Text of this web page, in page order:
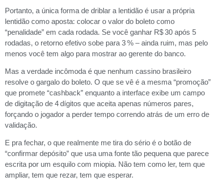
Portanto, a única forma de driblar a lentidão é usar a própria
lentidão como aposta: colocar o valor do boleto como
“penalidade” em cada rodada. Se você ganhar R$ 30 após 5
rodadas, o retorno efetivo sobe para 3 % – ainda ruim, mas pelo
menos você tem algo para mostrar ao gerente do banco.
Mas a verdade incômoda é que nenhum cassino brasileiro
resolve o gargalo do boleto. O que se vê é a mesma “promoção”
que promete “cashback” enquanto a interface exibe um campo
de digitação de 4 dígitos que aceita apenas números pares,
forçando o jogador a perder tempo correndo atrás de um erro de
validação.
E pra fechar, o que realmente me tira do sério é o botão de
“confirmar depósito” que usa uma fonte tão pequena que parece
escrita por um esquilo com miopia. Não tem como ler, tem que
ampliar, tem que rezar, tem que esperar.